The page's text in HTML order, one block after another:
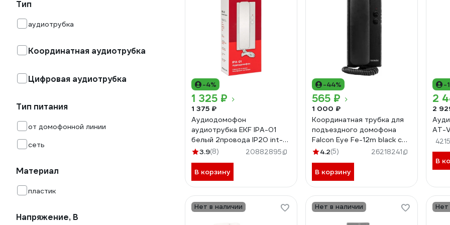
Тип
аудиотрубка
Координатная аудиотрубка
Цифровая аудиотрубка
Тип питания
от домофонной линии
сеть
Материал
пластик
Напряжение, В
-4%
1 325 ₽
1 375 ₽
Аудиодомофон
аудиотрубка EKF IPA-01
белый 2провода IP20 int-
ipa-01
3.9(8) 20882895
В корзину
-44%
565 ₽
1 000 ₽
Координатная трубка для
подъездного домофона
Falcon Eye Fe-12m black с
2-х проводной системой
4.2(5) 26218241
В корзину
-
2
2
AT-
В
Нет в наличии Нет в наличии Нет